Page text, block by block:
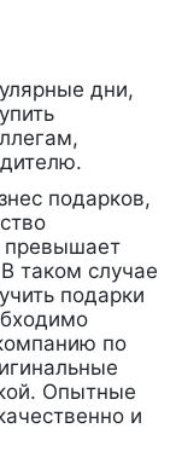
дни,
подарков,
превышает
таком случае
подарки
по
Опытные
и